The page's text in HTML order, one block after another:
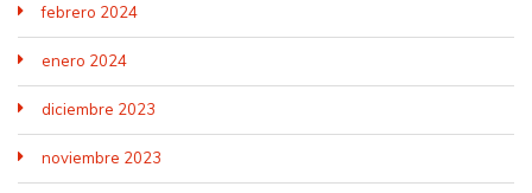
febrero 2024
enero 2024
diciembre 2023
noviembre 2023